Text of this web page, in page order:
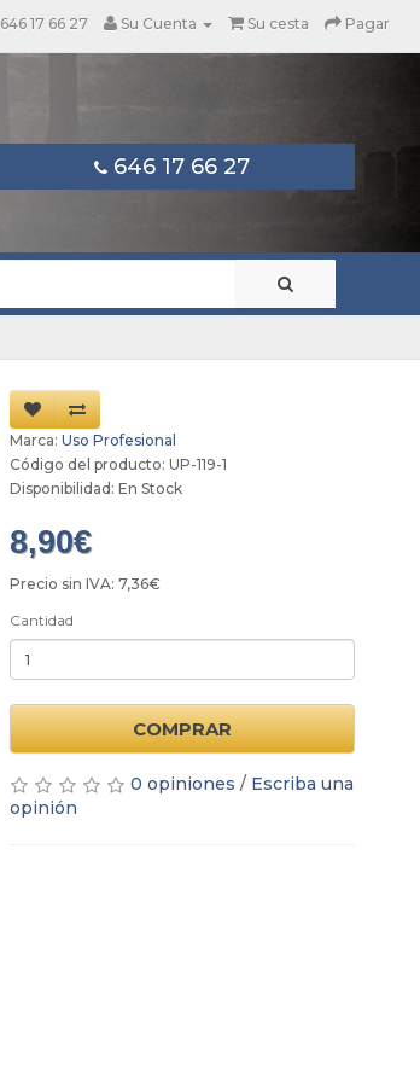
646 17 66 27 Su Cuenta Su cesta Pagar
646 17 66 27
Marca: Uso Profesional
Código del producto: UP-119-1
Disponibilidad: En Stock
8,90€
Precio sin IVA: 7,36€
Cantidad
COMPRAR
0 opiniones / Escriba una
opinión